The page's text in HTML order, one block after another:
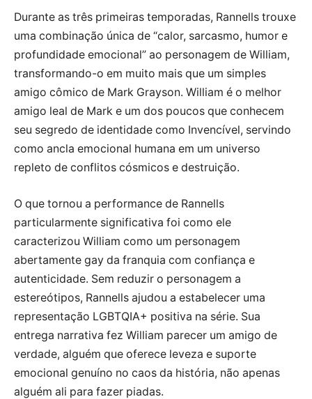
Durante as três primeiras temporadas, Rannells trouxe
uma combinação única de “calor, sarcasmo, humor e
profundidade emocional” ao personagem de William,
transformando-o em muito mais que um simples
amigo cômico de Mark Grayson. William é o melhor
amigo leal de Mark e um dos poucos que conhecem
seu segredo de identidade como Invencível, servindo
como ancla emocional humana em um universo
repleto de conflitos cósmicos e destruição.
O que tornou a performance de Rannells
particularmente significativa foi como ele
caracterizou William como um personagem
abertamente gay da franquia com confiança e
autenticidade. Sem reduzir o personagem a
estereótipos, Rannells ajudou a estabelecer uma
representação LGBTQIA+ positiva na série. Sua
entrega narrativa fez William parecer um amigo de
verdade, alguém que oferece leveza e suporte
emocional genuíno no caos da história, não apenas
alguém ali para fazer piadas.